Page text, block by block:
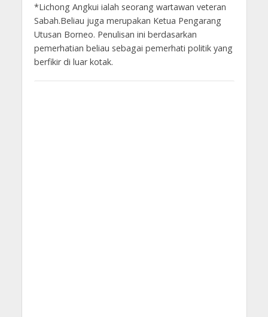
*Lichong Angkui ialah seorang wartawan veteran
Sabah.Beliau juga merupakan Ketua Pengarang
Utusan Borneo. Penulisan ini berdasarkan
pemerhatian beliau sebagai pemerhati politik yang
berfikir di luar kotak.